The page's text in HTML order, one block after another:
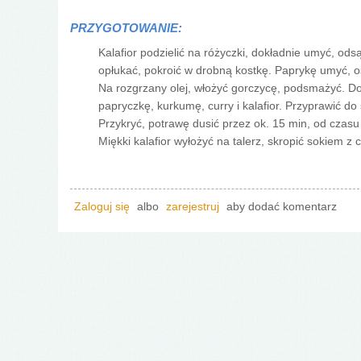
PRZYGOTOWANIE:
Kalafior podzielić na różyczki, dokładnie umyć,
opłukać, pokroić w drobną kostkę. Paprykę umyć,
Na rozgrzany olej, włożyć gorczycę, podsmażyć.
papryczkę, kurkumę, curry i kalafior. Przyprawić
Przykryć, potrawę dusić przez ok. 15 min, od
Miękki kalafior wyłożyć na talerz, skropić sokiem
Zaloguj się albo zarejestruj aby dodać komentarz